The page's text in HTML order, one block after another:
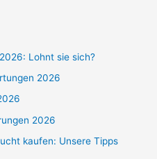
Lohnt sie sich?
2026
2026
kaufen: Unsere Tipps